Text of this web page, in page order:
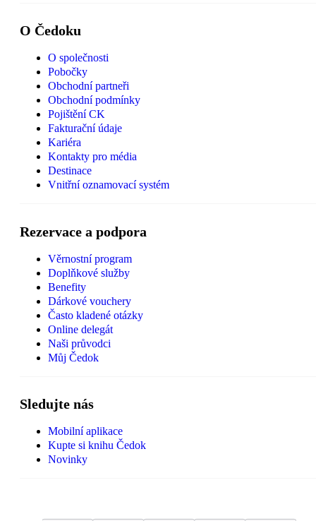
O Čedoku
O společnosti
Pobočky
Obchodní partneři
Obchodní podmínky
Pojištění CK
Fakturační údaje
Kariéra
Kontakty pro média
Destinace
Vnitřní oznamovací systém
Rezervace a podpora
Věrnostní program
Doplňkové služby
Benefity
Dárkové vouchery
Často kladené otázky
Online delegát
Naši průvodci
Můj Čedok
Sledujte nás
Mobilní aplikace
Kupte si knihu Čedok
Novinky